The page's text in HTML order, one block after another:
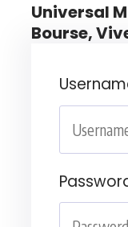
Universal
Bourse,